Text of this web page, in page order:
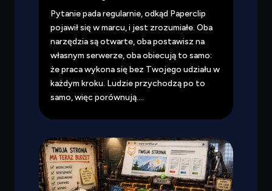
Pytanie pada regularnie, odkąd Paperclip
pojawił się w marcu, i jest zrozumiałe. Oba
narzędzia są otwarte, oba postawisz na
własnym serwerze, oba obiecują to samo:
że praca wykona się bez Twojego udziału w
każdym kroku. Ludzie przychodzą po to
samo, więc porównują....